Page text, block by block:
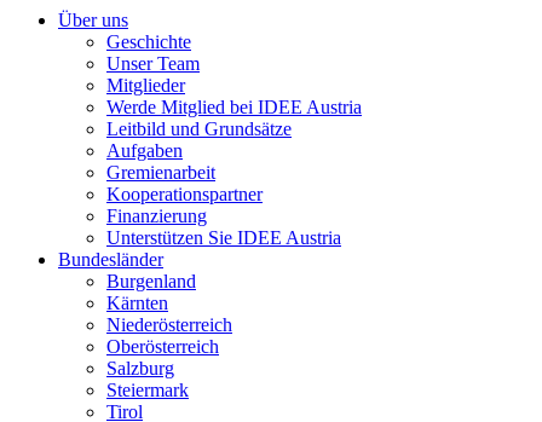
Über uns
Geschichte
Unser Team
Mitglieder
Werde Mitglied bei IDEE Austria
Leitbild und Grundsätze
Aufgaben
Gremienarbeit
Kooperationspartner
Finanzierung
Unterstützen Sie IDEE Austria
Bundesländer
Burgenland
Kärnten
Niederösterreich
Oberösterreich
Salzburg
Steiermark
Tirol